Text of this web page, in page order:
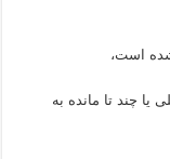
چند تا مانده به